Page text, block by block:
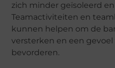
zich minder geïsoleerd
Teamactiviteiten en
kunnen helpen om de
versterken en een
bevorderen.